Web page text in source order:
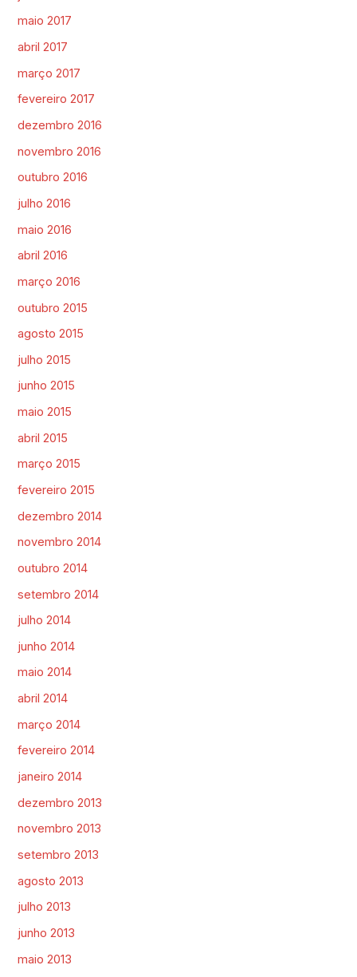
maio 2017
abril 2017
março 2017
fevereiro 2017
dezembro 2016
novembro 2016
outubro 2016
julho 2016
maio 2016
abril 2016
março 2016
outubro 2015
agosto 2015
julho 2015
junho 2015
maio 2015
abril 2015
março 2015
fevereiro 2015
dezembro 2014
novembro 2014
outubro 2014
setembro 2014
julho 2014
junho 2014
maio 2014
abril 2014
março 2014
fevereiro 2014
janeiro 2014
dezembro 2013
novembro 2013
setembro 2013
agosto 2013
julho 2013
junho 2013
maio 2013